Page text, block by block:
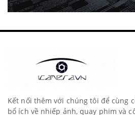
Kết nối thêm với chúng tôi để cùng
bổ ích về nhiếp ảnh, quay phim và